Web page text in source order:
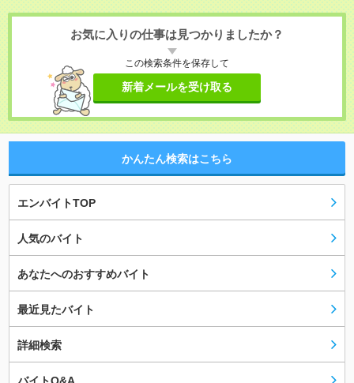
お気に入りの仕事は見つかりましたか？
この検索条件を保存して
新着メールを受け取る
かんたん検索はこちら
エンバイトTOP
人気のバイト
あなたへのおすすめバイト
最近見たバイト
詳細検索